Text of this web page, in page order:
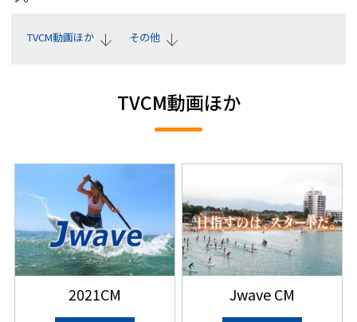
TVCM動画ほか その他
TVCM動画ほか
2021CM Jwave CM